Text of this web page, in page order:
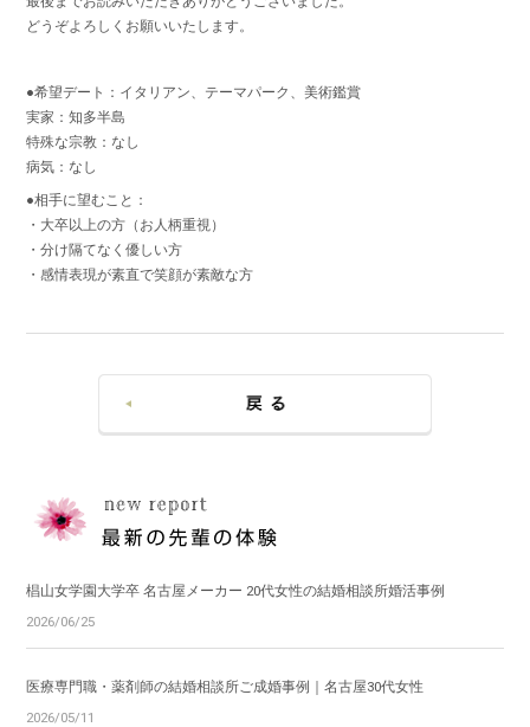
どうぞよろしくお願いいたします。
●希望デート：イタリアン、テーマパーク、美術鑑賞
実家：知多半島
特殊な宗教：なし
病気：なし
●相手に望むこと：
・大卒以上の方（お人柄重視）
・分け隔てなく優しい方
・感情表現が素直で笑顔が素敵な方
椙山女学園大学卒 名古屋メーカー 20代女性の結婚相談所婚活事例
2026/06/25
医療専門職・薬剤師の結婚相談所ご成婚事例｜名古屋30代女性
2026/05/11